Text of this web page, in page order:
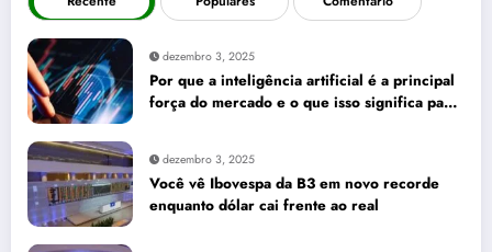
dezembro 3, 2025
Por que a inteligência artificial é a principal
força do mercado e o que isso significa para
dezembro 3, 2025
Você vê Ibovespa da B3 em novo recorde
enquanto dólar cai frente ao real